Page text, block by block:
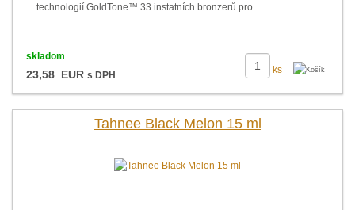
technologií GoldTone™ 33 instatních bronzerů pro…
ks
skladom
23,58 EUR s DPH
Tahnee Black Melon 15 ml